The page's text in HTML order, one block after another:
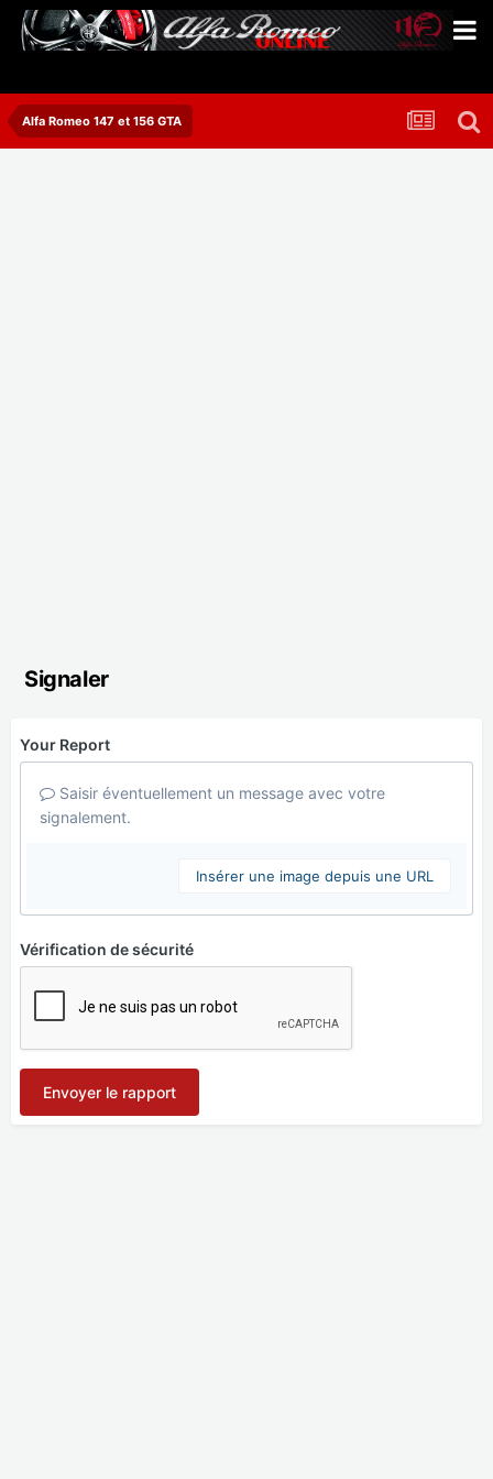
Alfa Romeo 147 et 156 GTA
Signaler
Your Report
Saisir éventuellement un message avec votre
signalement.
Insérer une image depuis une URL
Vérification de sécurité
Envoyer le rapport